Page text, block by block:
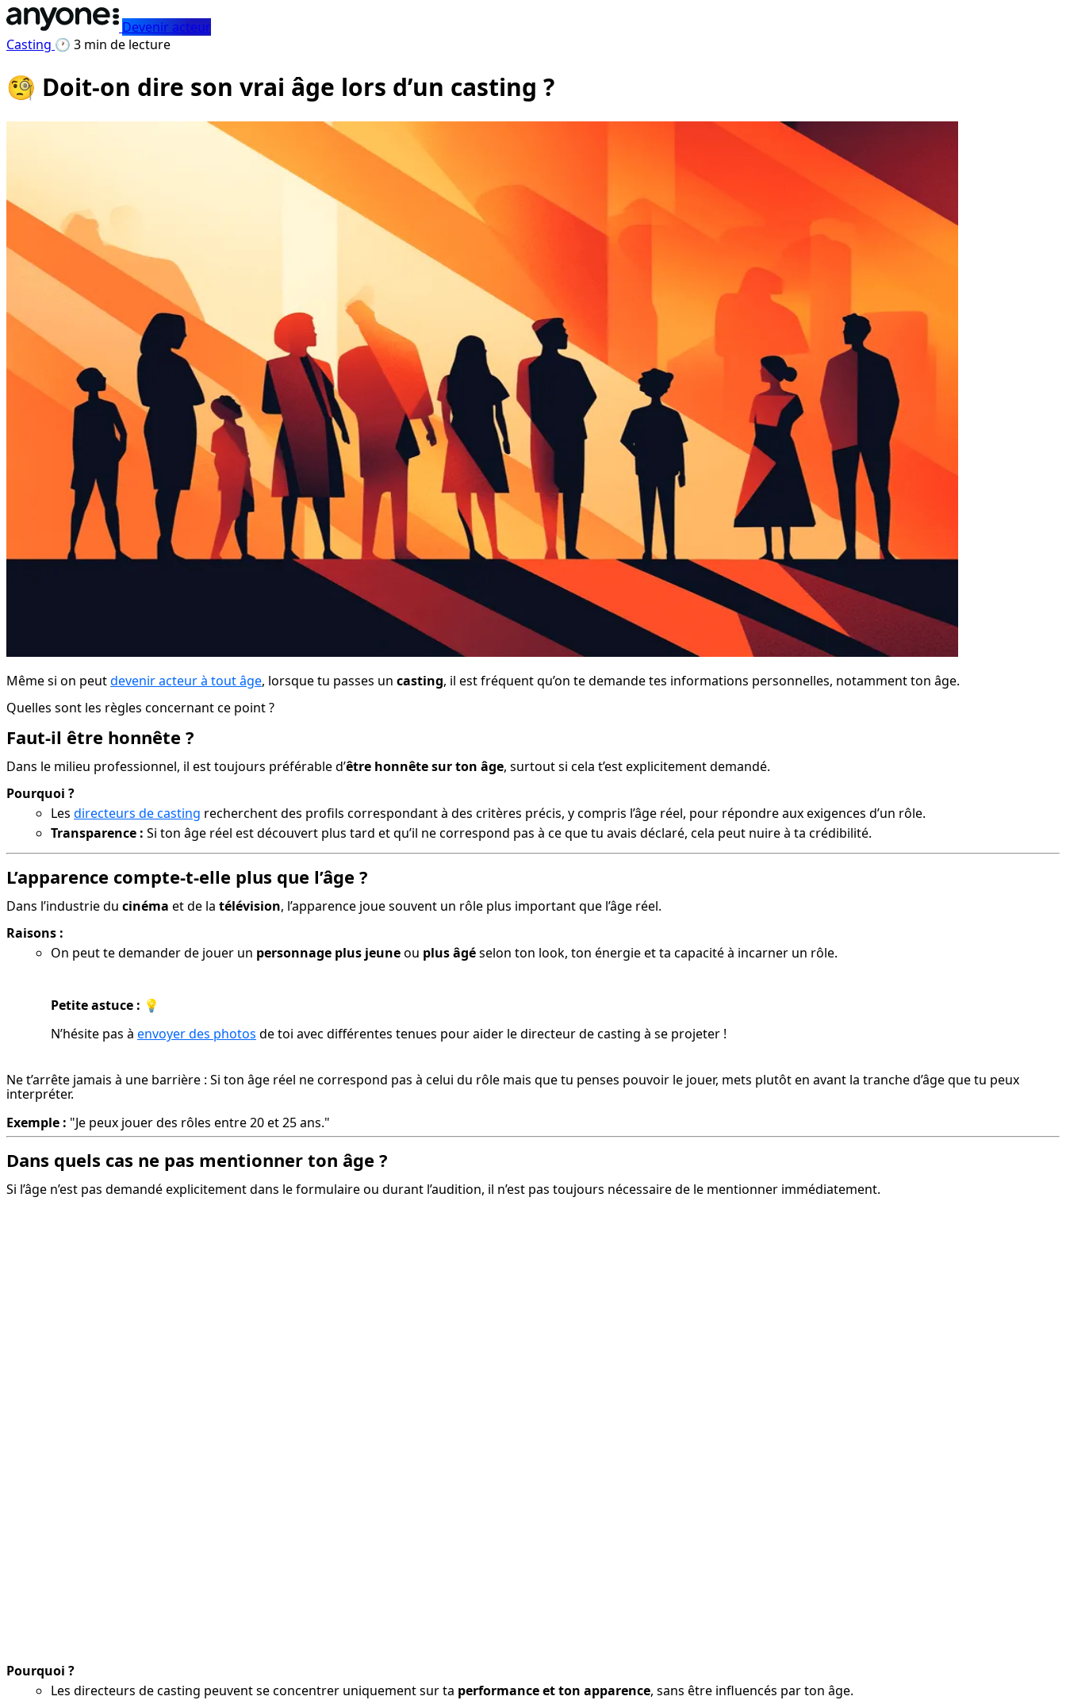
Devenir acteur
Casting 🕐 3 min de lecture
🧐 Doit-on dire son vrai âge lors d’un casting ?
Même si on peut devenir acteur à tout âge, lorsque tu passes un casting, il est fréquent qu’on te demande tes informations personnelles, notamment ton âge.
Quelles sont les règles concernant ce point ?
Faut-il être honnête ?
Dans le milieu professionnel, il est toujours préférable d’être honnête sur ton âge, surtout si cela t’est explicitement demandé.
Pourquoi ?
Les directeurs de casting recherchent des profils correspondant à des critères précis, y compris l’âge réel, pour répondre aux exigences d’un rôle.
Transparence : Si ton âge réel est découvert plus tard et qu’il ne correspond pas à ce que tu avais déclaré, cela peut nuire à ta crédibilité.
L’apparence compte-t-elle plus que l’âge ?
Dans l’industrie du cinéma et de la télévision, l’apparence joue souvent un rôle plus important que l’âge réel.
Raisons :
On peut te demander de jouer un personnage plus jeuneou plus âgéselon ton look, ton énergie et ta capacité à incarner un rôle.
Petite astuce : 💡
N’hésite pas à envoyer des photos de toi avec différentes tenues pour aider le directeur de casting à se projeter !
Ne t’arrête jamais à une barrière : Si ton âge réel ne correspond pas à celui du rôle mais que tu penses pouvoir le jouer, mets plutôt en avant la tranche d’âge que tu peux
interpréter.
Exemple : "Je peux jouer des rôles entre 20 et 25 ans."
Dans quels cas ne pas mentionner ton âge ?
Si l’âge n’est pas demandé explicitement dans le formulaire ou durant l’audition, il n’est pas toujours nécessaire de le mentionner immédiatement.
Pourquoi ?
Les directeurs de casting peuvent se concentrer uniquement sur ta performance et ton apparence, sans être influencés par ton âge.